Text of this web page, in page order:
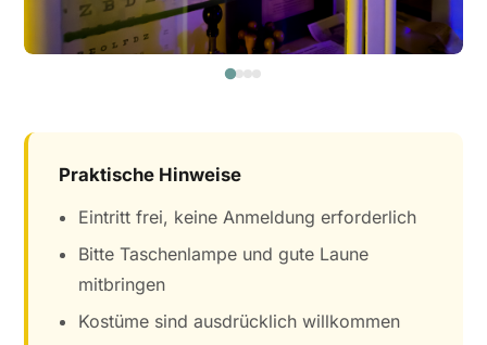
Praktische Hinweise
Eintritt frei, keine Anmeldung erforderlich
Bitte Taschenlampe und gute Laune
mitbringen
Kostüme sind ausdrücklich willkommen